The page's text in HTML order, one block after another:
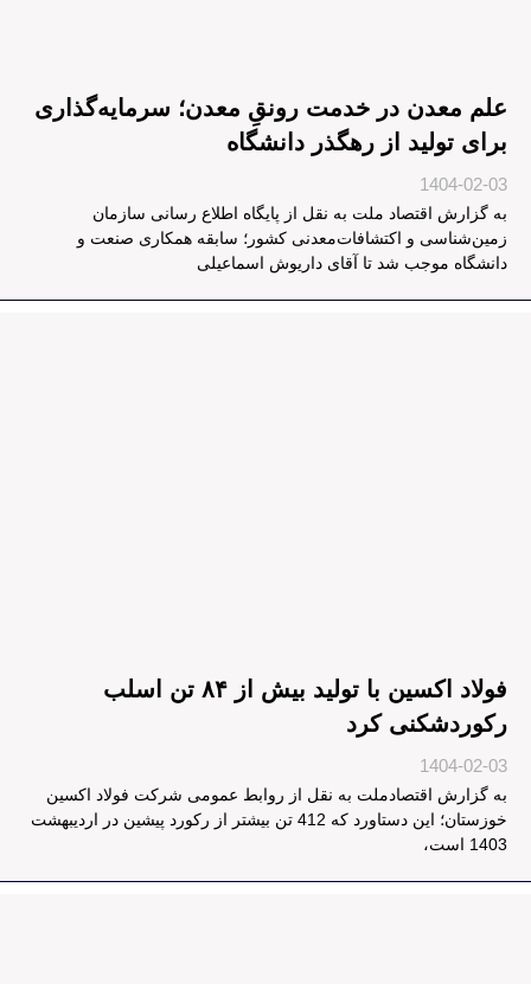
علم معدن در خدمت رونقِ معدن؛ سرمایه‌گذاری
برای تولید از رهگذر دانشگاه
1404-02-03
به گزارش اقتصاد ملت به نقل از پایگاه اطلاع رسانی سازمان
زمین‌شناسی و اکتشافات‌معدنی کشور؛ سابقه همکاری صنعت و
دانشگاه موجب شد تا آقای داریوش اسماعیلی
فولاد اکسین با تولید بیش از ۸۴ تن اسلب
رکوردشکنی کرد
1404-02-03
به گزارش اقتصادملت به نقل از روابط عمومی شرکت فولاد اکسین
خوزستان؛ این دستاورد که 412 تن بیشتر از رکورد پیشین در اردیبهشت
1403 است،